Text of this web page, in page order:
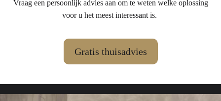
Vraag een persoonlijk advies aan om te weten welke oplossing
voor u het meest interessant is.
Gratis thuisadvies